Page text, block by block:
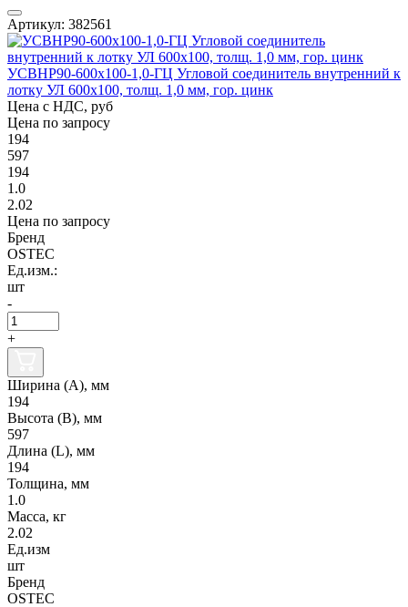
Артикул: 382561
УСВНР90-600х100-1,0-ГЦ Угловой соединитель внутренний к
лотку УЛ 600х100, толщ. 1,0 мм, гор. цинк
Цена с НДС, руб
Цена по запросу
194
597
194
1.0
2.02
Цена по запросу
Бренд
OSTEC
Ед.изм.:
шт
-
+
Ширина (А), мм
194
Высота (В), мм
597
Длина (L), мм
194
Толщина, мм
1.0
Масса, кг
2.02
Ед.изм
шт
Бренд
OSTEC